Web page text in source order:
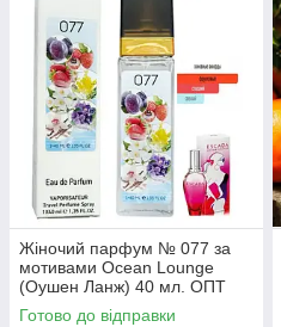
Жіночий парфум № 077 за
мотивами Ocean Lounge
(Оушен Ланж) 40 мл. ОПТ
Готово до відправки